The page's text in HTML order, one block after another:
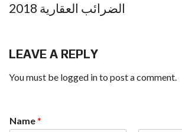
الضرائب العقارية 2018
LEAVE A REPLY
You must be logged into post a comment.
Name*